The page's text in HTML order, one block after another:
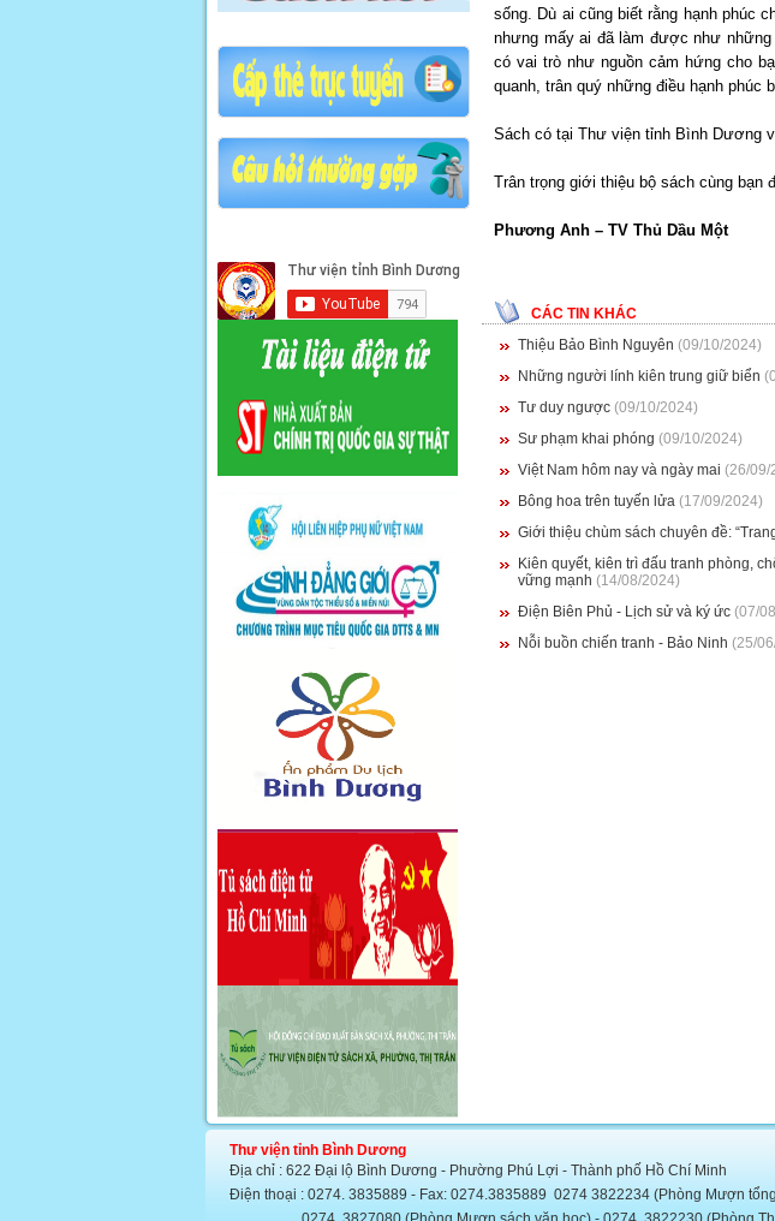
sống. Dù ai cũng biết rằng hạnh phúc
nhưng mấy ai đã làm được như
có vai trò như nguồn cảm hứng cho
quanh, trân quý những điều hạnh phúc
Sách có tại Thư viện tỉnh Bình Dương
Trân trọng giới thiệu bộ sách cùng bạn
Phương Anh – TV Thủ Dầu Một
CÁC TIN KHÁC
Thiệu Bảo Bình Nguyên (09/10/2024)
Những người lính kiên trung giữ biển
Tư duy ngược (09/10/2024)
Sư phạm khai phóng (09/10/2024)
Việt Nam hôm nay và ngày mai (26/09/
Bông hoa trên tuyến lửa (17/09/2024)
Giới thiệu chùm sách chuyên đề:
Kiên quyết, kiên trì đấu tranh phòng,
vững mạnh (14/08/2024)
Điện Biên Phủ - Lịch sử và ký ức (07/
Nỗi buồn chiến tranh - Bảo Ninh (25/
Thư viện tỉnh Bình Dương
Địa chỉ : 622 Đại lộ Bình Dương - Phường Phú Lợi - Thành phố Hồ Chí Minh
Điện thoại : 0274. 3835889 - Fax: 0274.3835889 0274 3822234 (Phòng Mượn